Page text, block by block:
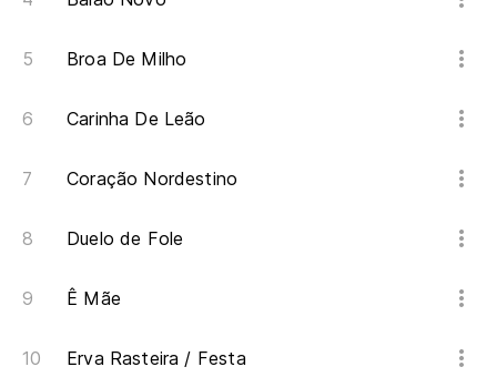
Broa De Milho
Carinha De Leão
Coração Nordestino
Duelo de Fole
Ê Mãe
Erva Rasteira / Festa